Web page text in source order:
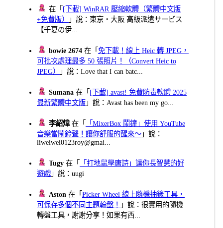
在「 [下載] WinRAR 壓縮軟體（繁體中文版
+免費版）
」說：東京・大阪 高級派遣サービス
【千夏の伊...
bowie 2674 在「免下載！線上 Heic 轉 JPEG，
可批次處理最多 50 張照片！（Convert Heic to
JPEG）
」說：Love that I can batc...
Sumana 在「 [下載] avast! 免費防毒軟體 2025
最新繁體中文版 」說：Avast has been my go...
李紹煒在「
「MixerBox 鬧鐘」使用 YouTube
音樂當鬧鈴聲！讓你舒服的醒來～ 」說：
liweiwei0123roy@gmai...
Tugy 在「
「打地鼠學唐詩」讓你長智慧的好
遊戲 」說：uugi
Aston 在「Picker Wheel 線上隨機抽籤工具，
可保存多個不同主題輪盤！
」說：很實用的隨機
轉盤工具，謝謝分享！如果有西...